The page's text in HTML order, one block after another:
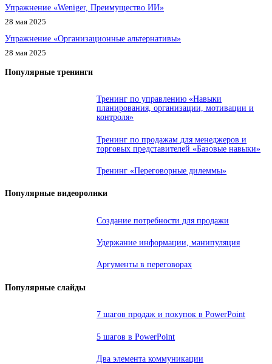
Упражнение «Weniger, Преимущество ИИ»
28 мая 2025
Упражнение «Организационные альтернативы»
28 мая 2025
Популярные тренинги
Тренинг по управлению «Навыки
планирования, организации, мотивации и
контроля»
Тренинг по продажам для менеджеров и
торговых представителей «Базовые навыки»
Тренинг «Переговорные дилеммы»
Популярные видеоролики
Создание потребности для продажи
Удержание информации, манипуляция
Аргументы в переговорах
Популярные слайды
7 шагов продаж и покупок в PowerPoint
5 шагов в PowerPoint
Два элемента коммуникации